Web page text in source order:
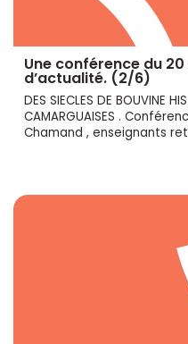
Une conférence du
d’actualité. (2/6)
DES SIECLES DE BOUVINE
CAMARGUAISES .
Chamand , enseignants